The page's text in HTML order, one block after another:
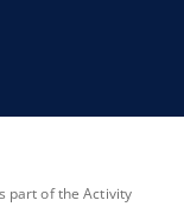
part of the Activity